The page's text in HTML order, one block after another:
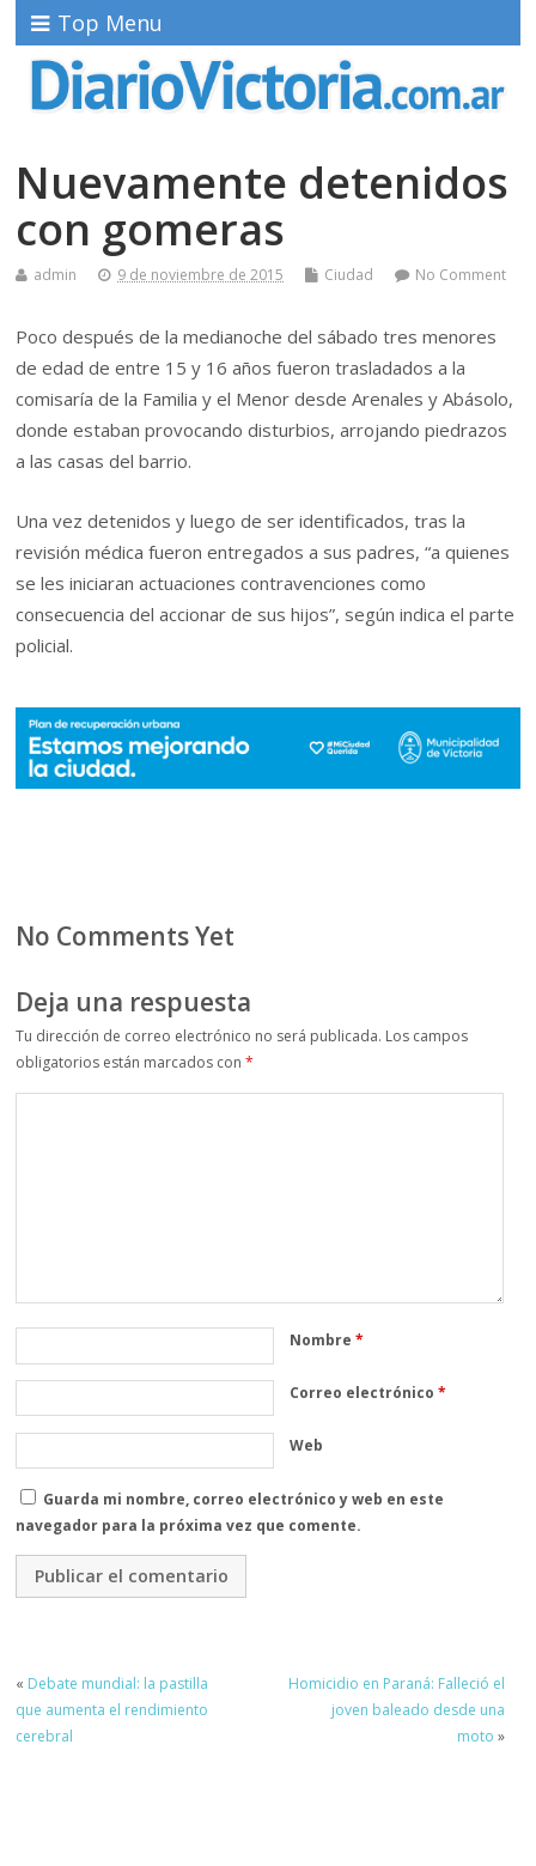
Top Menu
Nuevamente detenidos
con gomeras
admin 9 de noviembre de 2015 Ciudad No Comment
Poco después de la medianoche del sábado tres menores
de edad de entre 15 y 16 años fueron trasladados a la
comisaría de la Familia y el Menor desde Arenales y Abásolo,
donde estaban provocando disturbios, arrojando piedrazos
a las casas del barrio.
Una vez detenidos y luego de ser identificados, tras la
revisión médica fueron entregados a sus padres, “a quienes
se les iniciaran actuaciones contravenciones como
consecuencia del accionar de sus hijos”, según indica el parte
policial.
No Comments Yet
Deja una respuesta
Tu dirección de correo electrónico no será publicada. Los campos
obligatorios están marcados con*
Nombre*
Correo electrónico*
Web
Guarda mi nombre, correo electrónico y web en este
navegador para la próxima vez que comente.
« Debate mundial: la pastilla
que aumenta el rendimiento
cerebral
Homicidio en Paraná: Falleció el
joven baleado desde una
moto »